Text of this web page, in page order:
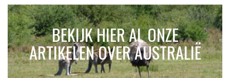
BEKIJK HIER AL ONZE
ARTIKELEN OVER AUSTRALIË